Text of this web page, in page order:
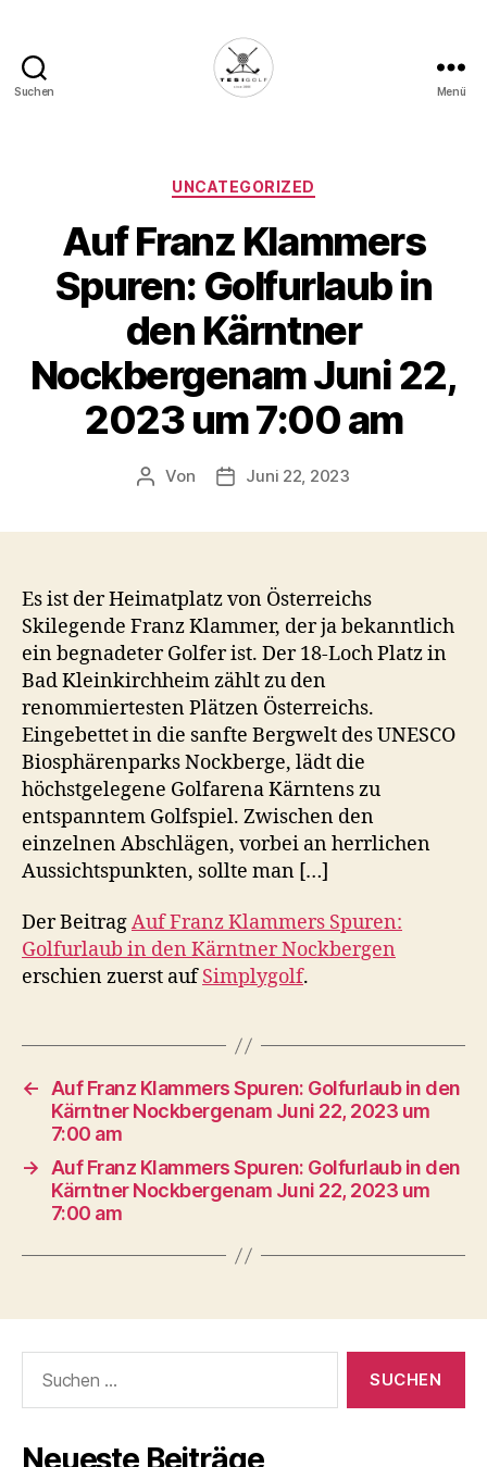
Suchen
Deine
Plattform
für
Golfbegeisterte!
Menü
Kategorien
UNCATEGORIZED
Auf Franz Klammers
Spuren: Golfurlaub in
den Kärntner
Nockbergenam Juni 22,
2023 um 7:00 am
Beitragsautor
Von Veröffentlichungsdatum
Juni 22, 2023
Es ist der Heimatplatz von Österreichs
Skilegende Franz Klammer, der ja bekanntlich
ein begnadeter Golfer ist. Der 18-Loch Platz in
Bad Kleinkirchheim zählt zu den
renommiertesten Plätzen Österreichs.
Eingebettet in die sanfte Bergwelt des UNESCO
Biosphärenparks Nockberge, lädt die
höchstgelegene Golfarena Kärntens zu
entspanntem Golfspiel. Zwischen den
einzelnen Abschlägen, vorbei an herrlichen
Aussichtspunkten, sollte man […]
Der BeitragAuf Franz Klammers Spuren:
Golfurlaub in den Kärntner Nockbergen
erschien zuerst aufSimplygolf.
←
Auf Franz Klammers Spuren: Golfurlaub in den
Kärntner Nockbergenam Juni 22, 2023 um
7:00 am
→
Auf Franz Klammers Spuren: Golfurlaub in den
Kärntner Nockbergenam Juni 22, 2023 um
7:00 am
nach:
Neueste Beiträge